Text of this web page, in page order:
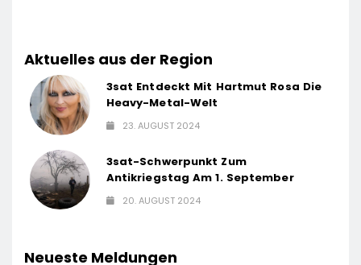
Aktuelles aus der Region
3sat Entdeckt Mit Hartmut Rosa Die
Heavy-Metal-Welt
23. AUGUST 2024
3sat-Schwerpunkt Zum
Antikriegstag Am 1. September
20. AUGUST 2024
Neueste Meldungen